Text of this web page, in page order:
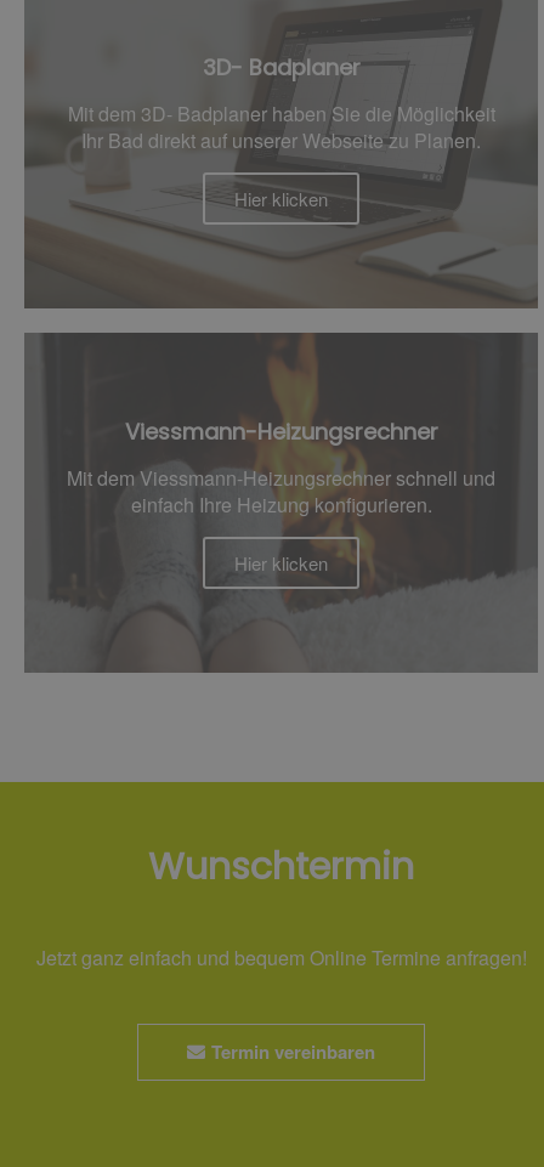
3D- Badplaner
Mit dem 3D- Badplaner haben Sie die Möglichkeit
Ihr Bad direkt auf unserer Webseite zu Planen.
Hier klicken
Viessmann-Heizungsrechner
Mit dem Viessmann-Heizungsrechner schnell und
einfach Ihre Heizung konfigurieren.
Hier klicken
Wunschtermin
Jetzt ganz einfach und bequem Online Termine anfragen!
Termin vereinbaren